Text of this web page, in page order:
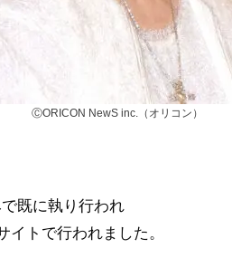
ⒸORICON NewS inc.（オリコン）
既に執り行われ
トで行われました。